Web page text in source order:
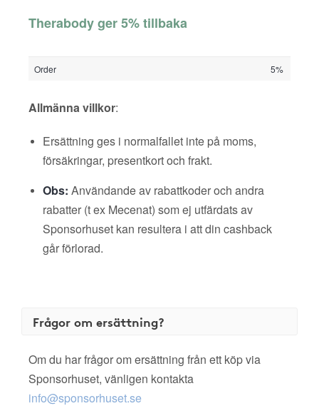
Therabody ger 5% tillbaka
Order 5%
Allmänna villkor:
Ersättning ges i normalfallet inte på moms,
försäkringar, presentkort och frakt.
Obs: Användande av rabattkoder och andra
rabatter (t ex Mecenat) som ej utfärdats av
Sponsorhuset kan resultera i att din cashback
går förlorad.
Frågor om ersättning?
Om du har frågor om ersättning från ett köp via
Sponsorhuset, vänligen kontakta
info@sponsorhuset.se